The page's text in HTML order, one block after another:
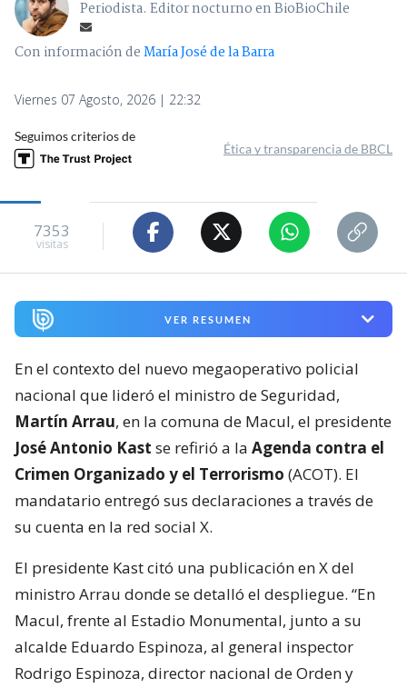
Periodista. Editor nocturno en BioBioChile
Con información deMaría José de la Barra
Viernes 07 Agosto, 2026 | 22:32
Seguimos criterios de
Ética y transparencia de BBCL
7353
visitas
VER RESUMEN
En el contexto del nuevo megaoperativo policial
nacional que lideró el ministro de Seguridad,
Martín Arrau, en la comuna de Macul, el presidente
José Antonio Kast se refirió a la Agenda contra el
Crimen Organizado y el Terrorismo (ACOT). El
mandatario entregó sus declaraciones a través de
su cuenta en la red social X.
El presidente Kast citó una publicación en X del
ministro Arrau donde se detalló el despliegue. “En
Macul, frente al Estadio Monumental, junto a su
alcalde Eduardo Espinoza, al general inspector
Rodrigo Espinoza, director nacional de Orden y